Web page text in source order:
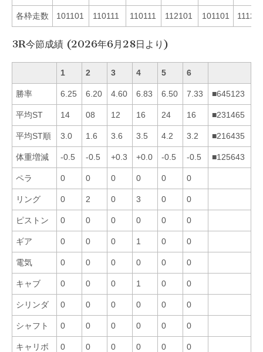
各枠走数 101101 110111 110111 112101 101101
3R今節成績 (2026年6月28日より)
1 2 3 4 5 6
勝率 6.25 6.20 4.60 6.83 6.50 7.33 ■645123
平均ST 14 08 12 16 24 16 ■231465
平均ST順 3.0 1.6 3.6 3.5 4.2 3.2 ■216435
体重増減 -0.5 -0.5 +0.3 +0.0 -0.5 -0.5 ■125643
ペラ 0 0 0 0 0 0
リング 0 2 0 3 0 0
ピストン 0 0 0 0 0 0
ギア 0 0 0 1 0 0
電気 0 0 0 0 0 0
キャブ 0 0 0 1 0 0
シリンダ 0 0 0 0 0 0
シャフト 0 0 0 0 0 0
キャリボ 0 0 0 0 0 0